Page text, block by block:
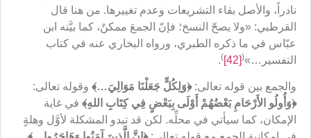
نادراً، والأصل بقاء التشريعات وعدم تغييرها. من هنا قال
القرطبي: «ولا يصحّ النسخ؛ فإنّ الجمعَ ممكنٌ، كما بيَّنه ابن
عبّاس في ما ذكره الطبري، ورواه البخاري عنه في كتاب
التفسير…»(
[42]
)
.
والجمع بين قوله تعالى:﴿وَلِكُلٍّ جَعَلْنَا مَوَالِيَ…﴾ وقوله تعالى:
﴿وَأُولُو الأَرْحَامِ بَعْضُهُمْ أَوْلَى بِبَعْضٍ فِي كِتَابِ اللهِ﴾ في غاية
الإمكان، كما سيأتي في محلِّه. لكن قد تبدو المشكلة لأوَّل وهلةٍ